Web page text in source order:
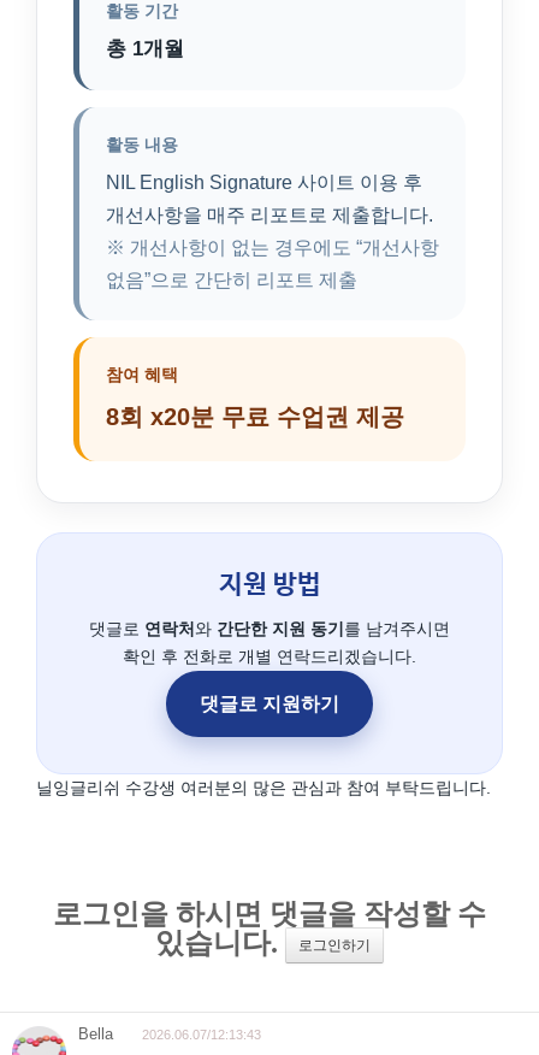
활동 기간
총 1개월
활동 내용
NIL English Signature 사이트 이용 후
개선사항을 매주 리포트로 제출합니다.
※ 개선사항이 없는 경우에도 “개선사항
없음”으로 간단히 리포트 제출
참여 혜택
8회 x20분 무료 수업권 제공
지원 방법
댓글로 연락처와 간단한 지원 동기 를 남겨주시면
확인 후 전화로 개별 연락드리겠습니다.
댓글로 지원하기
닐잉글리쉬 수강생 여러분의 많은 관심과 참여 부탁드립니다.